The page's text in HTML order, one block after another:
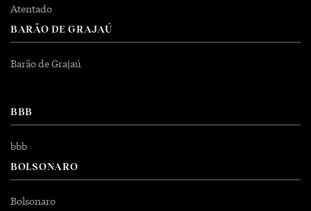
Atentado
BARÃO DE GRAJAÚ
Barão de Grajaú
BBB
bbb
BOLSONARO
Bolsonaro